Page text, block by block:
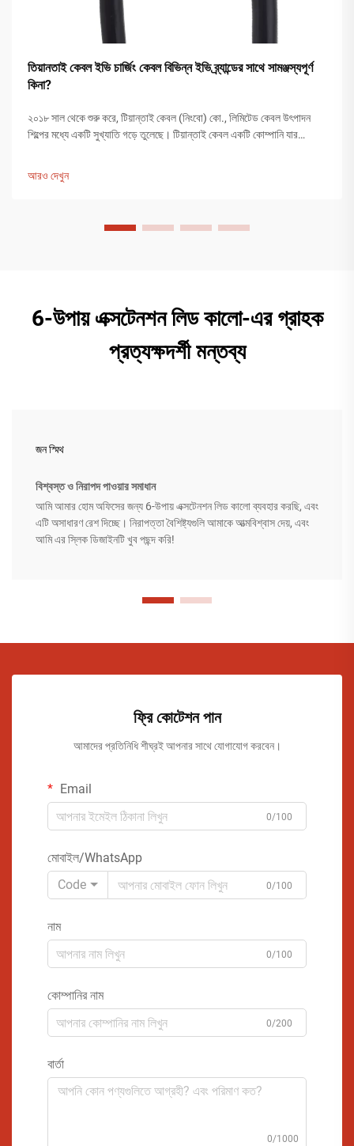
তিয়ানতাই কেবল ইভি চার্জিং কেবল বিভিন্ন ইভি ব্র্যান্ডের সাথে সামঞ্জস্যপূর্ণ
কিনা?
২০১৮ সাল থেকে শুরু করে, টিয়ান্তাই কেবল (নিংবো) কো., লিমিটেড কেবল উৎপাদন
শিল্পের মধ্যে একটি সুখ্যাতি গড়ে তুলেছে। টিয়ান্তাই কেবল একটি কোম্পানি যার
আরও দেখুন
6-উপায় এক্সটেনশন লিড কালো-এর গ্রাহক
প্রত্যক্ষদর্শী মন্তব্য
জন স্মিথ
বিশ্বস্ত ও নিরাপদ পাওয়ার সমাধান
আমি আমার হোম অফিসের জন্য 6-উপায় এক্সটেনশন লিড কালো ব্যবহার করছি, এবং
এটি অসাধারণ রেশ দিচ্ছে। নিরাপত্তা বৈশিষ্ট্যগুলি আমাকে আত্মবিশ্বাস দেয়, এবং
আমি এর স্লিক ডিজাইনটি খুব পছন্দ করি!
ফ্রি কোটেশন পান
আমাদের প্রতিনিধি শীঘ্রই আপনার সাথে যোগাযোগ করবেন।
Email
0/100
মোবাইল/WhatsApp
Code
0/100
নাম
0/100
কোম্পানির নাম
0/200
বার্তা
0/1000